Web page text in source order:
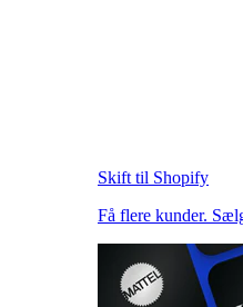
Skift til Shopify
Få flere kunder.